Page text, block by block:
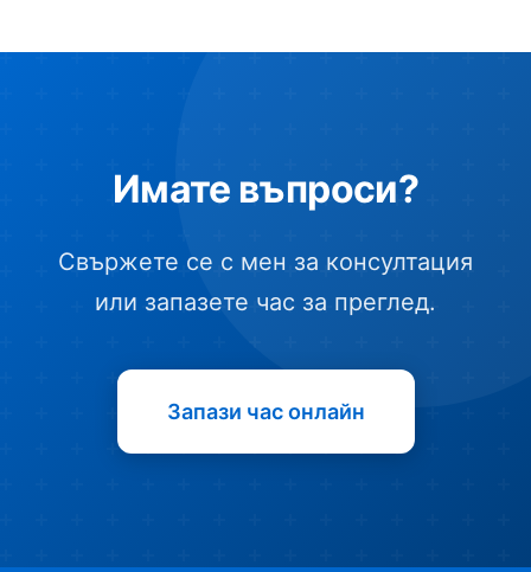
Имате въпроси?
Свържете се с мен за консултация
или запазете час за преглед.
Запази час онлайн